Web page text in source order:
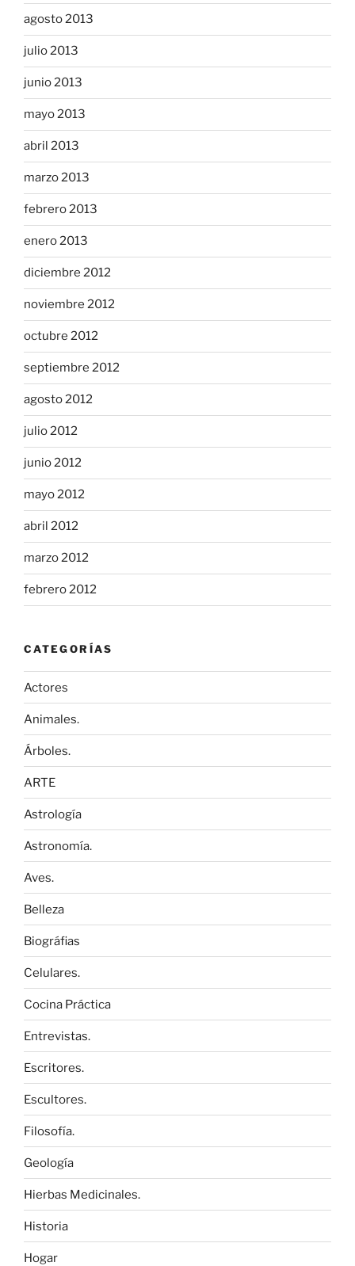
agosto 2013
julio 2013
junio 2013
mayo 2013
abril 2013
marzo 2013
febrero 2013
enero 2013
diciembre 2012
noviembre 2012
octubre 2012
septiembre 2012
agosto 2012
julio 2012
junio 2012
mayo 2012
abril 2012
marzo 2012
febrero 2012
CATEGORÍAS
Actores
Animales.
Árboles.
ARTE
Astrología
Astronomía.
Aves.
Belleza
Biográfias
Celulares.
Cocina Práctica
Entrevistas.
Escritores.
Escultores.
Filosofía.
Geología
Hierbas Medicinales.
Historia
Hogar